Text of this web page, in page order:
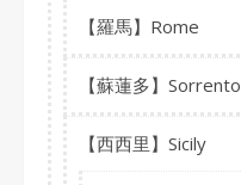
【羅馬】Rome
【蘇蓮多】Sorrento
【西西里】Sicily